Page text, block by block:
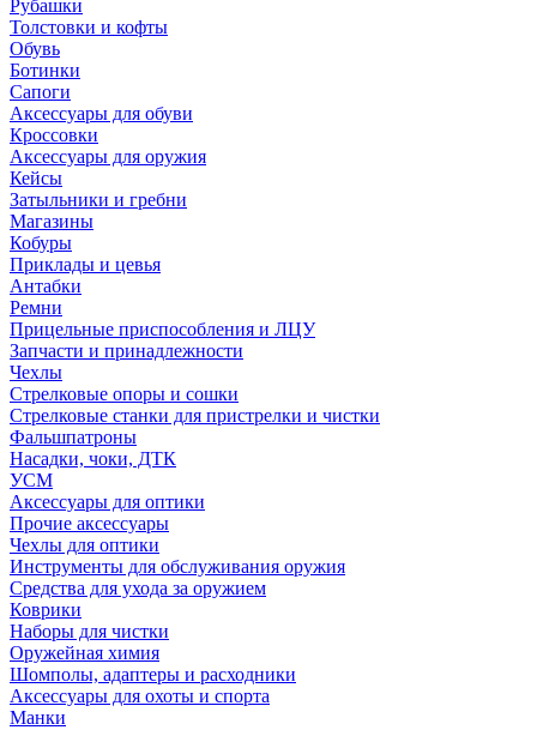
Рубашки
Толстовки и кофты
Обувь
Ботинки
Сапоги
Аксессуары для обуви
Кроссовки
Аксессуары для оружия
Кейсы
Затыльники и гребни
Магазины
Кобуры
Приклады и цевья
Антабки
Ремни
Прицельные приспособления и ЛЦУ
Запчасти и принадлежности
Чехлы
Стрелковые опоры и сошки
Стрелковые станки для пристрелки и чистки
Фальшпатроны
Насадки, чоки, ДТК
УСМ
Аксессуары для оптики
Прочие аксессуары
Чехлы для оптики
Инструменты для обслуживания оружия
Средства для ухода за оружием
Коврики
Наборы для чистки
Оружейная химия
Шомполы, адаптеры и расходники
Аксессуары для охоты и спорта
Манки